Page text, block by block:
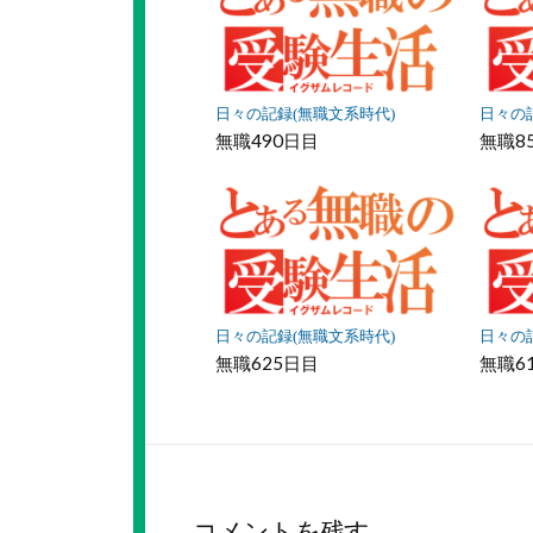
ク
に
保
日々の記録(無職文系時代)
無職490日目
日々の
無職
日々の記録(無職文系時代)
無職625日目
日々の
無職